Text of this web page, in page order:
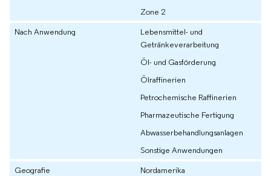
Zone 2
Nach Anwendung
Lebensmittel- und
Getränkeverarbeitung
Öl- und Gasförderung
Ölraffinerien
Petrochemische Raffinerien
Pharmazeutische Fertigung
Abwasserbehandlungsanlagen
Sonstige Anwendungen
Geografie
Nordamerika